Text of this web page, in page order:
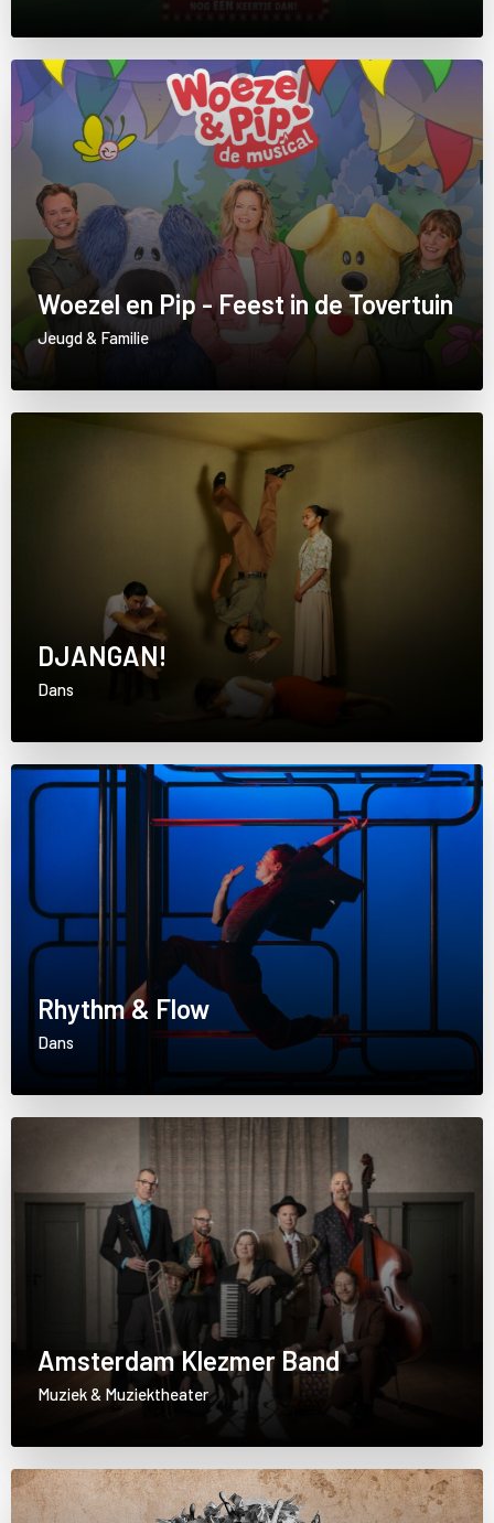
Woezel en Pip - Feest in de Tovertuin
Jeugd & Familie
DJANGAN!
Dans
Rhythm & Flow
Dans
Amsterdam Klezmer Band
Muziek & Muziektheater